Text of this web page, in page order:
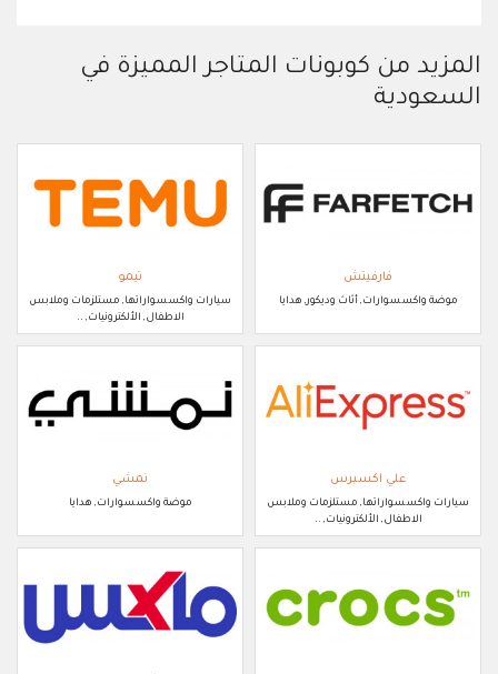
المزيد من كوبونات المتاجر المميزة في
السعودية
فارفيتش
موضة واكسسوارات, أثاث وديكور, هدايا
تيمو
سيارات واكسسواراتها, مستلزمات وملابس
الاطفال, الألكترونيات, ..
علي اكسبرس
سيارات واكسسواراتها, مستلزمات وملابس
الاطفال, الألكترونيات, ..
نمشي
موضة واكسسوارات, هدايا